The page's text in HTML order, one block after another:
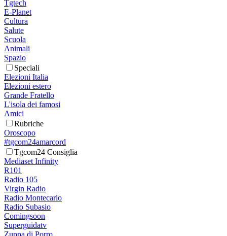
Tgtech
E-Planet
Cultura
Salute
Scuola
Animali
Spazio
Speciali
Elezioni Italia
Elezioni estero
Grande Fratello
L'isola dei famosi
Amici
Rubriche
Oroscopo
#tgcom24amarcord
Tgcom24 Consiglia
Mediaset Infinity
R101
Radio 105
Virgin Radio
Radio Montecarlo
Radio Subasio
Comingsoon
Superguidatv